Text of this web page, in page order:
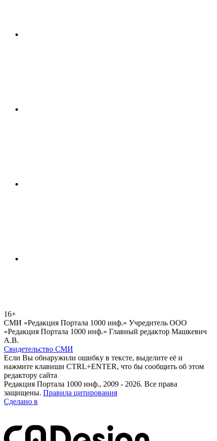
16+
СМИ «Редакция Портала 1000 инф.» Учредитель ООО
«Редакция Портала 1000 инф.» Главный редактор Машкевич
А.В.
Свидетельство СМИ
Если Вы обнаружили ошибку в тексте, выделите её и
нажмите клавиши CTRL+ENTER, что бы сообщить об этом
редактору сайта
Редакция Портала 1000 инф., 2009 - 2026. Все права
защищены. Правила цитирования
Сделано в